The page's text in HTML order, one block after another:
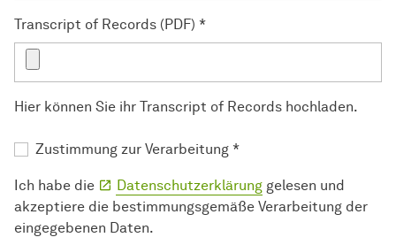
Transcript of Records (PDF) *
Hier können Sie ihr Transcript of Records hochladen.
Zustimmung zur Verarbeitung *
Ich habe die Datenschutzerklärung gelesen und
akzeptiere die bestimmungsgemäße Verarbeitung der
eingegebenen Daten.